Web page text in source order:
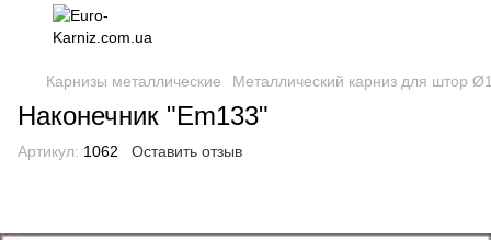
Карнизы металлические Металлический карниз для штор
Наконечник "Еm133"
Артикул: 1062 Оставить отзыв